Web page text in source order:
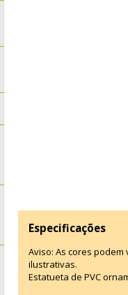
Especificações
Aviso: As cores
ilustrativas.
Estatueta de PVC